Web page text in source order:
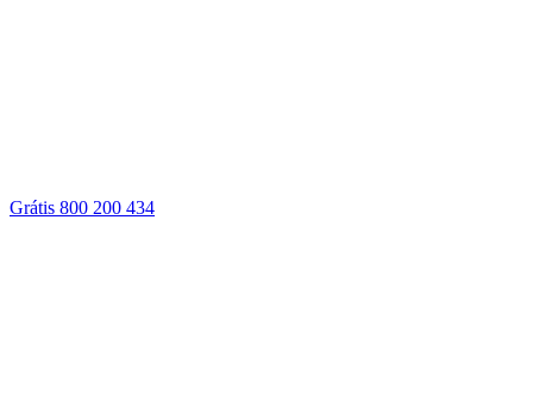
Grátis 800 200 434